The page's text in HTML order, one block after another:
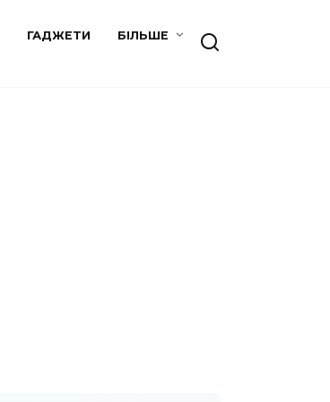
ГАДЖЕТИ БІЛЬШЕ